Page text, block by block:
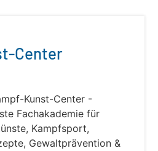
Center
Kunst-Center -
Fachakademie für
Kampfsport,
Gewaltprävention &